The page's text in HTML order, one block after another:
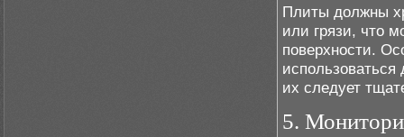
Плиты должны
или грязи, что
поверхности.
их следует
5.